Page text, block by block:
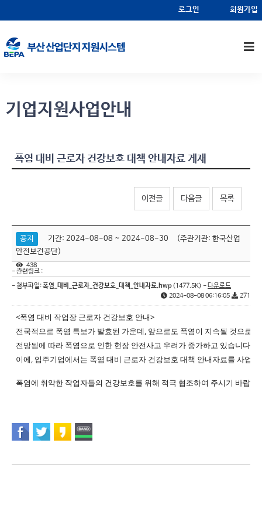
회원가입
로그인
알림마당 기업지원사업안내
기업지원사업안내
폭염 대비 근로자 건강보호 대책 안내자료 게재
이전글 다음글 목록
공지
기간: 2024-08-08 ~ 2024-08-30 (주관기관: 한국산업
안전보건공단)
438
- 관련링크 :
- 첨부파일:폭염_대비_근로자_건강보호_대책_안내자료.hwp(1477.5K) -다운로드
271
2024-08-08 06:16:05
<폭염 대비 작업장 근로자 건강보호 안내>
전국적으로 폭염 특보가 발효된 가운데, 앞으로도 폭염이 지속될 것으로
전망됨에 따라 폭염으로 인한 현장 안전사고 우려가 증가하고 있습니다.
이에, 입주기업에서는 폭염 대비 근로자 건강보호 대책 안내자료를 사업
폭염에 취약한 작업자들의 건강보호를 위해 적극 협조하여 주시기 바랍니